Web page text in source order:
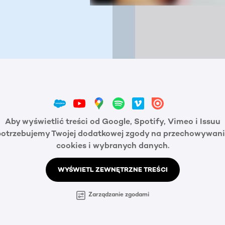
Aby wyświetlić treści od Google, Spotify, Vimeo i Issuu
Twojej dodatkowej zgody na
cookies i wybranych danych.
WYŚWIETL ZEWNĘTRZNE TREŚCI
Zarządzanie zgodami